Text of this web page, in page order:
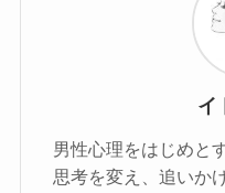
イ
男性心理をはじめと
思考を変え、追いか